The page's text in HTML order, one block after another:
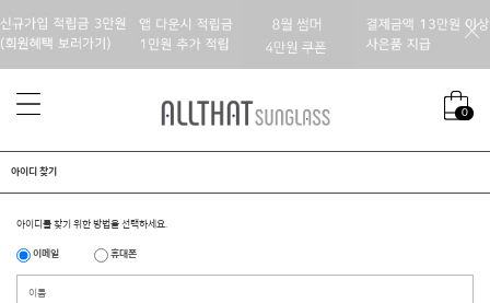
0
아이디 찾기
아이디를 찾기 위한 방법을 선택하세요.
이메일 휴대폰